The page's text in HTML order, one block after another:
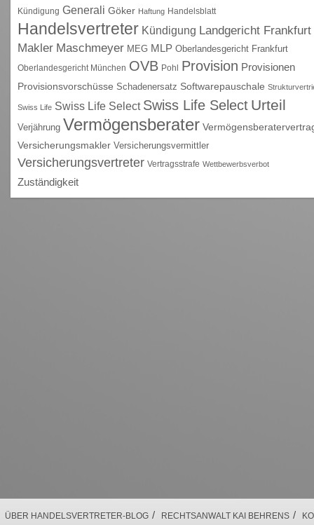
Kündigung Generali Göker Haftung Handelsblatt
Handelsvertreter Kündigung Landgericht Frankfurt
Makler Maschmeyer MEG MLP Oberlandesgericht Frankfurt
Oberlandesgericht München OVB Pohl Provision Provisionen
Provisionsvorschüsse Schadenersatz Softwarepauschale
Swiss Life Swiss Life Select Swiss Life Select Urteil
Verjährung Vermögensberater
Versicherungsmakler Versicherungsvermittler
Versicherungsvertreter Vertragsstrafe Wettbewerbsverbot
Zuständigkeit
ÜBER HANDELSVERTRETER-BLOG / RECHTSANWALT KAI BEHRENS /